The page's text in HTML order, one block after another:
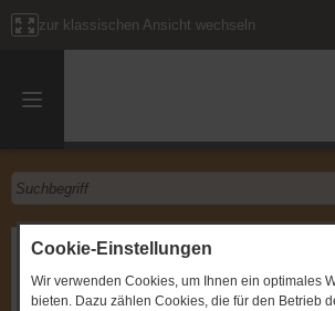
Cookie-Einstellungen
Wir verwenden Cookies, um Ihnen ein optimales
bieten. Dazu zählen Cookies, die für den Betrieb
zur klassischen Ansicht wechseln
Sitzung des Schulausschusses
Gremium:
Schulausschuss
Zeitpunkt:
01.12.2014, um 19:00 Uhr